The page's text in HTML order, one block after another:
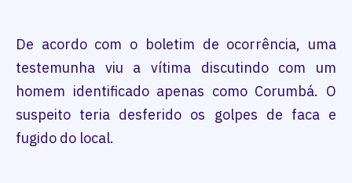
De acordo com o boletim de ocorrência, uma
testemunha viu a vítima discutindo com um
homem identificado apenas como Corumbá. O
suspeito teria desferido os golpes de faca e
fugido do local.